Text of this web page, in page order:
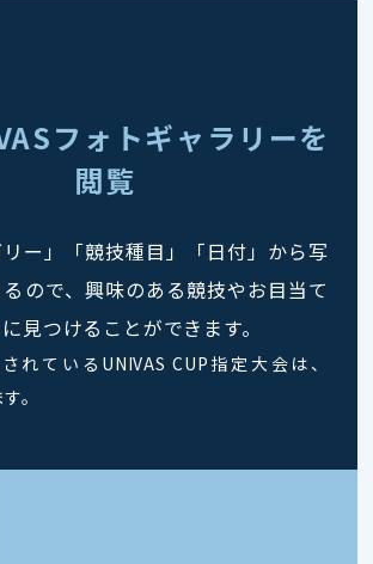
フォトギャラリーを
閲覧
リー」「競技種目」「日付」から写
ので、興味のある競技やお目当て
見つけることができます。
れているUNIVAS CUP指定大会は、
。